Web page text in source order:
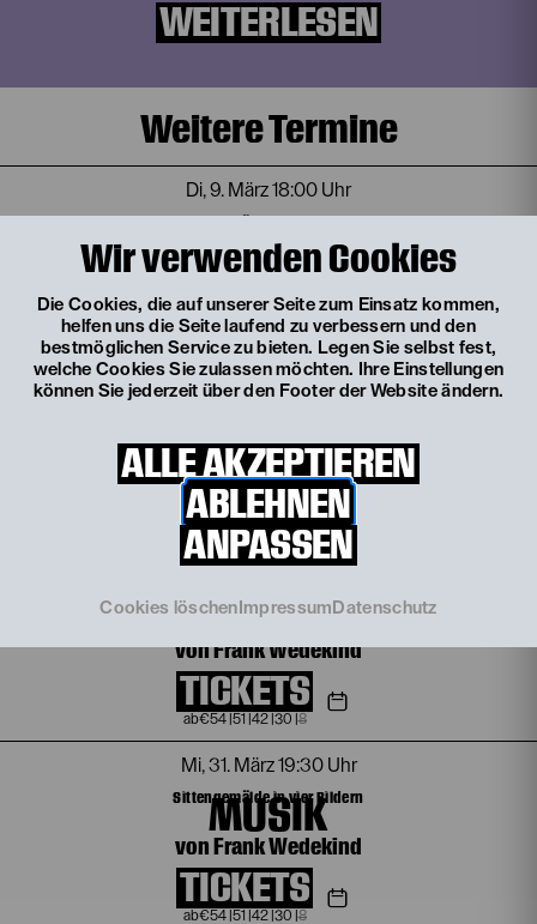
Wir verwenden Cookies
Die Cookies, die auf unserer Seite zum Einsatz kommen,
helfen uns die Seite laufend zu verbessern und den
bestmöglichen Service zu bieten. Legen Sie selbst fest,
welche Cookies Sie zulassen möchten. Ihre Einstellungen
können Sie jederzeit über den Footer der Website ändern.
ALLE AKZEPTIEREN
ABLEHNEN
ANPASSEN
Cookies löschen Impressum Datenschutz
WEITERLESEN
Weitere Termine
Di, 9. März18:00 Uhr
MUSIK
von Frank Wedekind
Sittengemälde in vier Bildern
TICKETS
Mi, 17. März10:30 Uhr
MUSIK
von Frank Wedekind
Do, 18. März19:30 Uhr
MUSIK
von Frank Wedekind
Sittengemälde in vier Bildern
TICKETS
€54 51 42 30 |8
Mi, 31. März19:30 Uhr
MUSIK
von Frank Wedekind
Sittengemälde in vier Bildern
TICKETS
€54 51 42 30 |8